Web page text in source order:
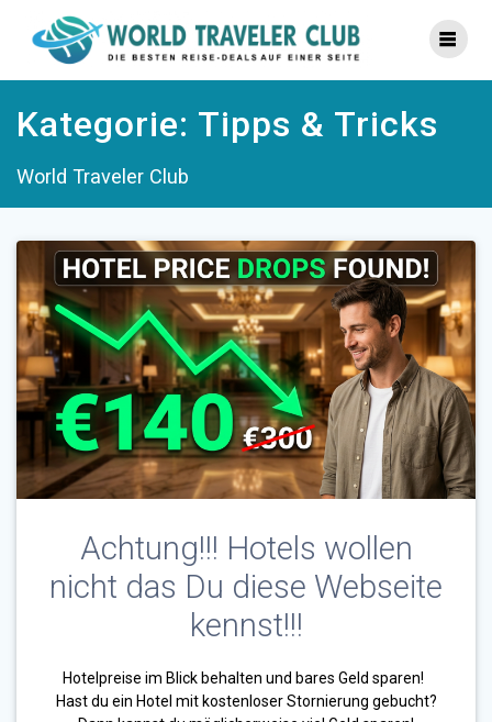
Inhalt
springen
Kategorie: Tipps & Tricks
World Traveler Club
Achtung!!! Hotels wollen
nicht das Du diese Webseite
kennst!!!
Hotelpreise im Blick behalten und bares Geld sparen!
Hast du ein Hotel mit kostenloser Stornierung gebucht?